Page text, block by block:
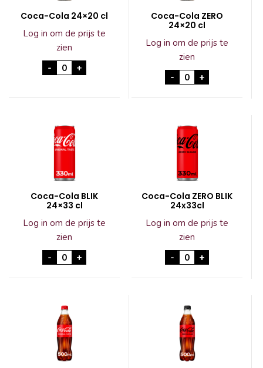
Coca-Cola 24×20 cl
Log in om de prijs te
zien
- Coca-Cola 24x20 cl aantal
+
Coca-Cola ZERO
24×20 cl
Log in om de prijs te
zien
- Coca-Cola ZERO
+
Coca-Cola BLIK
24×33 cl
Log in om de prijs te
zien
- Coca-Cola BLIK 24x33 cl aantal
+
Coca-Cola ZERO BLIK
24x33cl
Log in om de prijs te
zien
- Coca-Cola ZERO
+